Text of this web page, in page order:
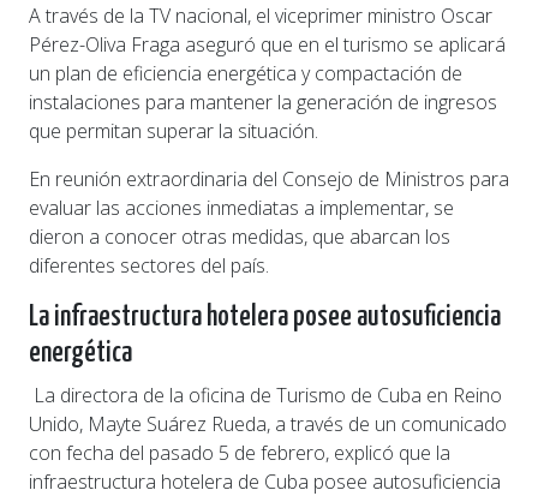
A través de la TV nacional, el viceprimer ministro Oscar
Pérez-Oliva Fraga aseguró que en el turismo se aplicará
un plan de eficiencia energética y compactación de
instalaciones para mantener la generación de ingresos
que permitan superar la situación.
En reunión extraordinaria del Consejo de Ministros para
evaluar las acciones inmediatas a implementar, se
dieron a conocer otras medidas, que abarcan los
diferentes sectores del país.
La infraestructura hotelera posee autosuficiencia
energética
La directora de la oficina de Turismo de Cuba en Reino
Unido, Mayte Suárez Rueda, a través de un comunicado
con fecha del pasado 5 de febrero, explicó que la
infraestructura hotelera de Cuba posee autosuficiencia